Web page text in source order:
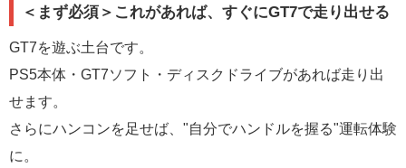
＜まず必須＞これがあれば、すぐにGT7で走り出せる
GT7を遊ぶ土台です。
PS5本体・GT7ソフト・ディスクドライブがあれば走り出
せます。
さらにハンコンを足せば、"自分でハンドルを握る"運転体験
に。